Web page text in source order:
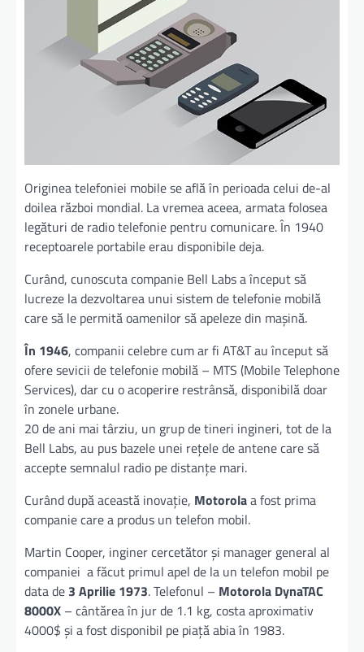
Originea telefoniei mobile se află în perioada celui de-al
doilea război mondial. La vremea aceea, armata folosea
legături de radio telefonie pentru comunicare. În 1940
receptoarele portabile erau disponibile deja.
Curând, cunoscuta companie Bell Labs a început să
lucreze la dezvoltarea unui sistem de telefonie mobilă
care să le permită oamenilor să apeleze din mașină.
În 1946, companii celebre cum ar fi AT&T au început să
ofere sevicii de telefonie mobilă – MTS (Mobile Telephone
Services), dar cu o acoperire restrânsă, disponibilă doar
în zonele urbane.
20 de ani mai târziu, un grup de tineri ingineri, tot de la
Bell Labs, au pus bazele unei rețele de antene care să
accepte semnalul radio pe distanțe mari.
Curând după această inovație, Motorolaa fost prima
companie care a produs un telefon mobil.
Martin Cooper, inginer cercetător și manager general al
companiei a făcut primul apel de la un telefon mobil pe
data de 3 Aprilie 1973. Telefonul – Motorola DynaTAC
8000X – cântărea în jur de 1.1 kg, costa aproximativ
4000$ și a fost disponibil pe piață abia în 1983.